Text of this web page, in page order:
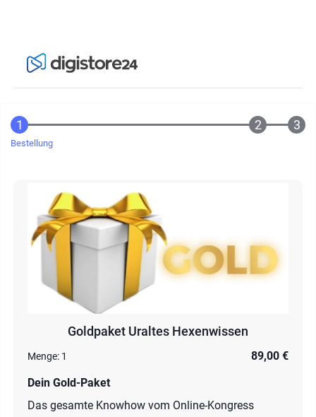
Bestellung
Goldpaket Uraltes Hexenwissen
Menge: 1
89,00 €
Dein Gold-Paket
Das gesamte Knowhow vom Online-Kongress